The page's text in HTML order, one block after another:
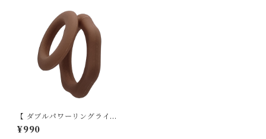
【 ダブルパワーリングライト
】ココア 硬度１３度 サラサラ
コーティングあり
¥990